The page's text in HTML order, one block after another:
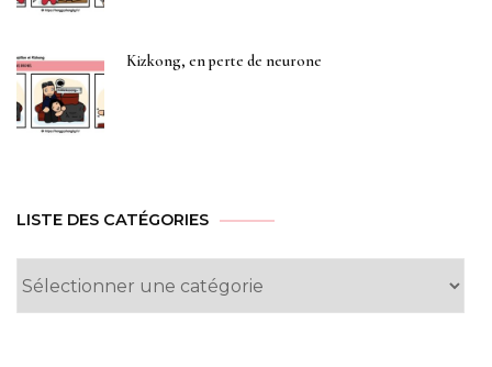
Kizkong, en perte de neurone
LISTE DES CATÉGORIES